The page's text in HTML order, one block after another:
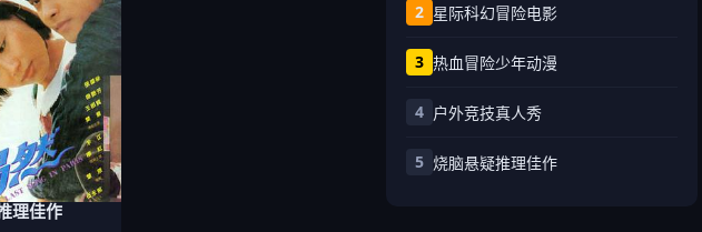
理佳作
2 星际科幻冒险电影
3 热血冒险少年动漫
4 户外竞技真人秀
5 烧脑悬疑推理佳作